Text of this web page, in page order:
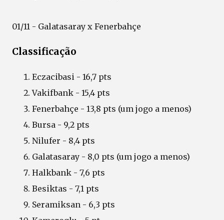
01/11 - Galatasaray x Fenerbahçe
Classificação
Eczacibasi - 16,7 pts
Vakifbank - 15,4 pts
Fenerbahçe - 13,8 pts (um jogo a menos)
Bursa - 9,2 pts
Nilufer - 8,4 pts
Galatasaray - 8,0 pts (um jogo a menos)
Halkbank - 7,6 pts
Besiktas - 7,1 pts
Seramiksan - 6,3 pts